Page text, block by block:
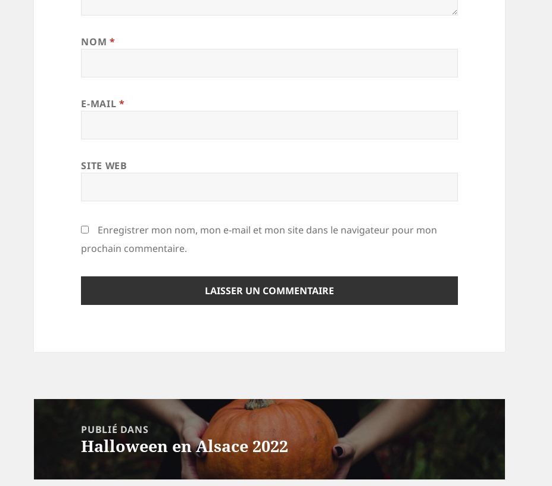
NOM *
E-MAIL *
SITE WEB
Enregistrer mon nom, mon e-mail et mon site dans le navigateur pour mon
prochain commentaire.
Navigation
PUBLIÉ DANS
Halloween en Alsace 2022